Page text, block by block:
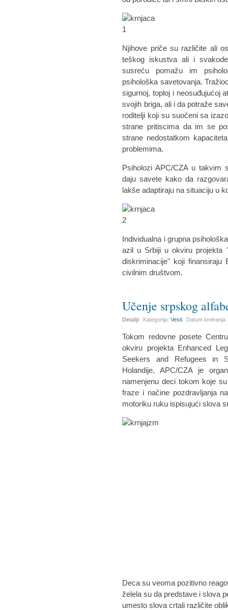
Njihove priče su različite ali
teškog iskustva ali i
susreću pomažu im
psihološka savetovanja.
sigurnoj, toploj i neosuđujućoj
svojih briga, ali i da potraže
roditelji koji su suočeni sa
strane pritiscima da im se
strane nedostatkom
problemima.
Psiholozi APC/CZA u takvim
daju savete kako da
lakše adaptiraju na situaciju u
Individualna i grupna
azil u Srbiji u okviru projekta
diskriminacije" koji
civilnim društvom.
Učenje srpskog
Detalji Kategorija:Vesti Datum kreiranja
Tokom redovne posete
okviru projekta Enhanced
Seekers and Refugees in
Holandije, APC/CZA je
namenjenu deci tokom koje
fraze i načine pozdravljanja
motoriku ruku ispisujući slova
Deca su veoma pozitivno
želela su da predstave i slova
umesto slova crtali različite